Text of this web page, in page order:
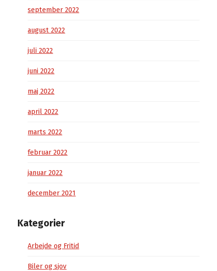
september 2022
august 2022
juli 2022
juni 2022
maj 2022
april 2022
marts 2022
februar 2022
januar 2022
december 2021
Kategorier
Arbejde og Fritid
Biler og sjov